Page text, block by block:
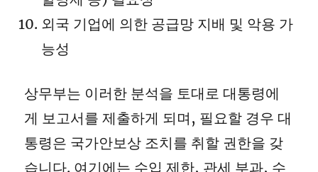
외국 기업에 의한 공급망 지배 및 악용 가
능성
상무부는 이러한 분석을 토대로 대통령에
게 보고서를 제출하게 되며, 필요할 경우 대
통령은 국가안보상 조치를 취할 권한을 갖
습니다. 여기에는 수입 제한, 관세 부과, 수